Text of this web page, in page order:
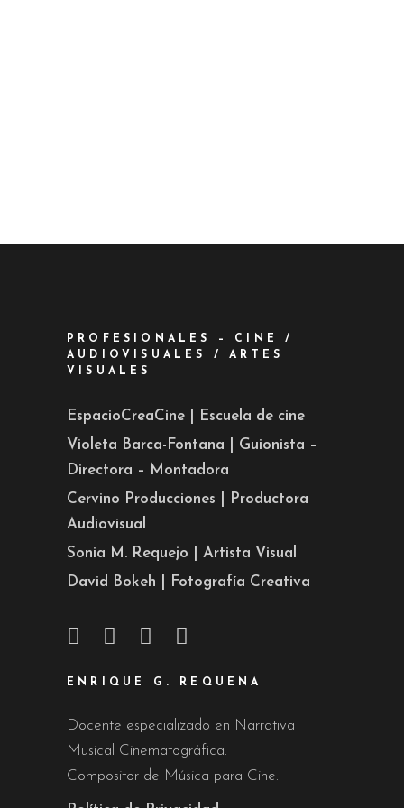
PROFESIONALES – CINE /
AUDIOVISUALES / ARTES
VISUALES
EspacioCreaCine | Escuela de cine
Violeta Barca-Fontana | Guionista –
Directora – Montadora
Cervino Producciones | Productora
Audiovisual
Sonia M. Requejo | Artista Visual
David Bokeh | Fotografía Creativa
ENRIQUE G. REQUENA
Docente especializado en Narrativa
Musical Cinematográfica.
Compositor de Música para Cine.